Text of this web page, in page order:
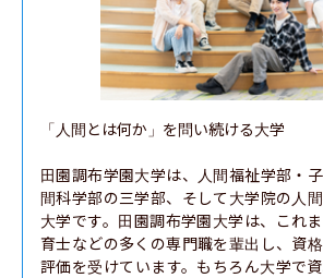
「人間とは何か」を問い続ける大学
田園調布学園大学は、人間福祉学部・
間科学部の三学部、そして大学院の人
大学です。田園調布学園大学は、これ
育士などの多くの専門職を輩出し、資
評価を受けています。もちろん大学で